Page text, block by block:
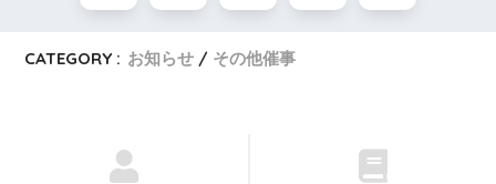
CATEGORY : お知らせ その他催事